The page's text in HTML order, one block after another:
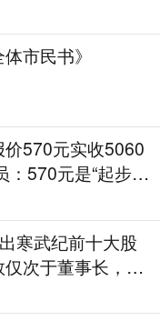
市民书》
570元实收5060
：570元是“起步
寒武纪前十大股
次于董事长，或